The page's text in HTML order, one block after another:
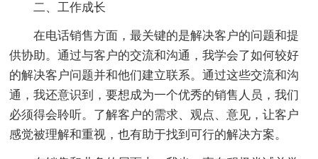
二、工作成长
在电话销售方面，最关键的是解决客户的问题和提
供协助。通过与客户的交流和沟通，我学会了如何较好
的解决客户问题并和他们建立联系。通过这些交流和沟
通，我还意识到，要想成为一个优秀的销售人员，我们
必须得会聆听。了解客户的需求、观点、意见，让客户
感觉被理解和重视，也有助于找到可行的解决方案。